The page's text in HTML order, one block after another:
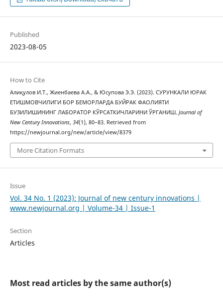
Published
2023-08-05
How to Cite
Алиқулов И.Т., Жиенбаева А.А., & Юсупова Э.Э. (2023). СУРУНКАЛИ ЮРАК
ЕТИШМОВЧИЛИГИ БОР БЕМОРЛАРДА БУЙРАК ФАОЛИЯТИ
БУЗИЛИШИНИНГ ЛАБОРАТОР КЎРСАТКИЧЛАРИНИ ЎРГАНИШ. Journal of
New Century Innovations, 34(1), 80–83. Retrieved from
https://newjournal.org/new/article/view/8379
More Citation Formats
Issue
Vol. 34 No. 1 (2023): Journal of new century innovations |
www.newjournal.org | Volume-34 | Issue-1
Section
Articles
Most read articles by the same author(s)